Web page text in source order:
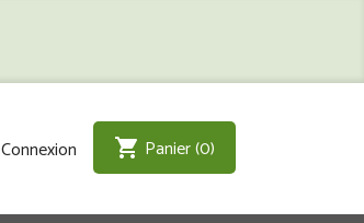
Connexion shopping_cart Panier(0)